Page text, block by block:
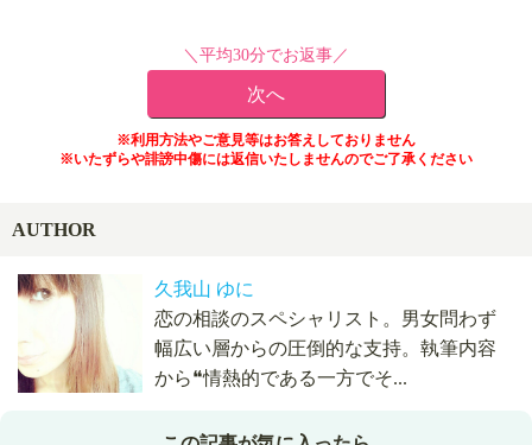
＼平均30分でお返事／
※利用方法やご意見等はお答えしておりません
※いたずらや誹謗中傷には返信いたしませんのでご了承ください
AUTHOR
久我山 ゆに
恋の相談のスペシャリスト。男女問わず
幅広い層からの圧倒的な支持。執筆内容
から❝情熱的である一方でそ...